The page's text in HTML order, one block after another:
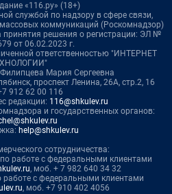
«116.ру» (18+)
службой по надзору в сфере связи,
коммуникаций (Роскомнадзор)
принятия решения о регистрации: ЭЛ №
от 06.02.2023 г.
ответственностью "ИНТЕРНЕТ
Мария Сергеевна
проспект Ленина, 26А, стр.2, 16
912 62 00 116
редакции: 116@shkulev.ru
и государственных органов:
help@shkulev.ru
сотрудничества:
работе с федеральными клиентами
, моб. + 7 982 640 34 32
работе с федеральными клиентами
, моб. +7 910 402 4056